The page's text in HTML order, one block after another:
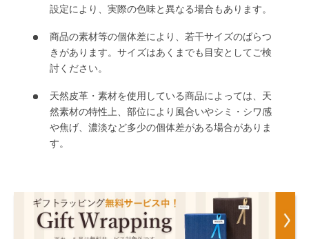
設定により、実際の色味と異なる場合もあります。
商品の素材等の個体差により、若干サイズのばらつ
きがあります。サイズはあくまでも目安としてご検
討ください。
天然皮革・素材を使用している商品によっては、天
然素材の特性上、部位により風合いやシミ・シワ感
や焦げ、濃淡など多少の個体差がある場合がありま
す。